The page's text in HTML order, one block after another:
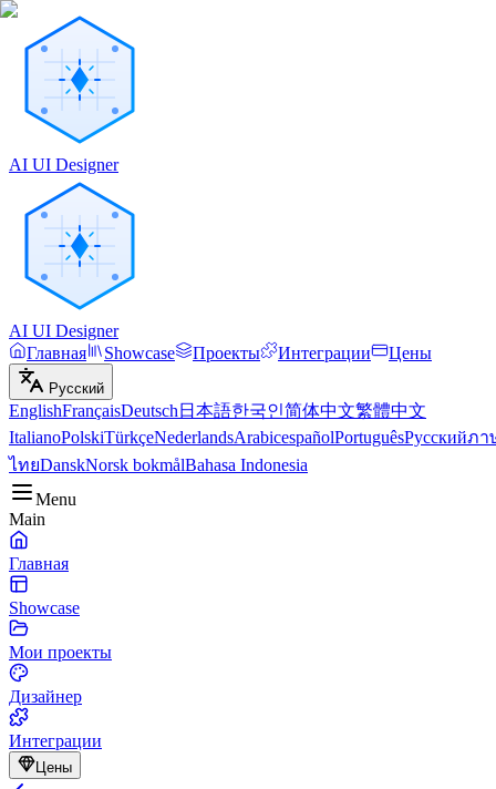
AI UI Designer
AI UI Designer
Главная
Showcase Проекты Интеграции Цены
Русский
EnglishFrançaisDeutsch 日本語한국인简体中文繁體中文
ItalianoPolskiTürkçeNederlandsArabicespañolPortuguêsРусскийภา
ไทยDanskNorsk bokmålBahasa Indonesia
Menu
Main
Главная
Showcase
Мои проекты
Дизайнер
Интеграции
Цены